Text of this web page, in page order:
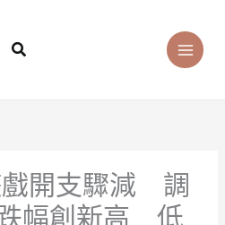
Search
開支驟減 調
幅創新高 低